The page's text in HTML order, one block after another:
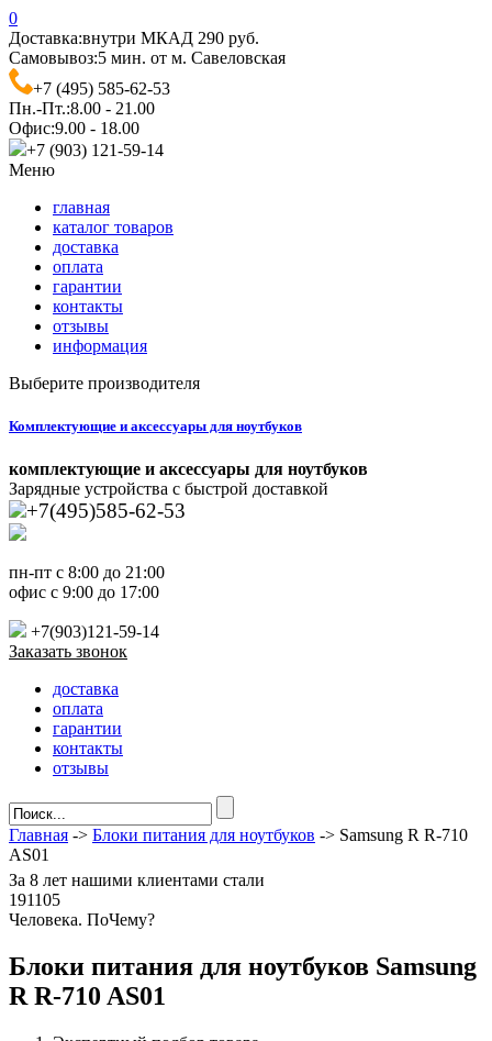
0
Доставка:внутри МКАД 290 руб.
Самовывоз:5 мин. от м. Савеловская
+7 (495) 585-62-53
Пн.-Пт.:8.00 - 21.00
Офис:9.00 - 18.00
+7 (903) 121-59-14
Меню
главная
каталог товаров
доставка
оплата
гарантии
контакты
отзывы
информация
Выберите производителя
Комплектующие и аксессуары для ноутбуков
комплектующие и аксессуары для ноутбуков
Зарядные устройства с быстрой доставкой
+7(495)585-62-53
пн-пт с 8:00 до 21:00
офис с 9:00 до 17:00
+7(903)121-59-14
Заказать звонок
доставка
оплата
гарантии
контакты
отзывы
Главная -> Блоки питания для ноутбуков -> Samsung R R-710
AS01
За 8 лет нашими клиентами стали
191105
Человека. ПоЧему?
Блоки питания для ноутбуков Samsung
R R-710 AS01